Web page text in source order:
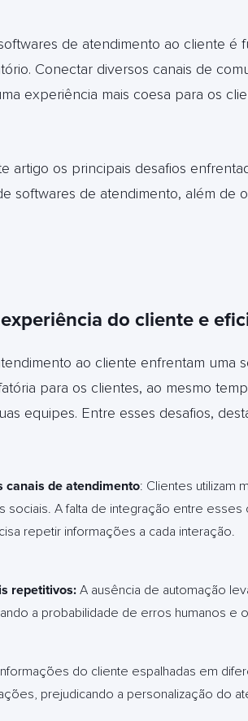
de atendimento ao cliente é
Conectar diversos canais de
experiência mais coesa para os
artigo os principais desafios
softwares de atendimento, além de
do cliente e
ao cliente enfrentam uma
para os clientes, ao mesmo
equipes. Entre esses desafios,
canais de atendimento: Clientes utilizam
sociais. A falta de integração entre
repetir informações a cada interação.
repetitivos:A ausência de automação
a probabilidade de erros humanos e
do cliente espalhadas em
prejudicando a personalização do